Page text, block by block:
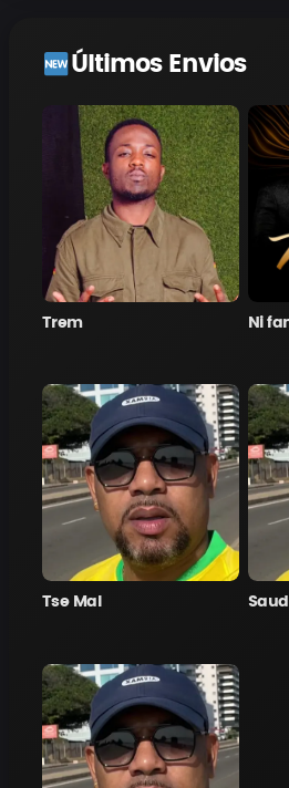
Últimos Envios
Trem Ni
Tse Mal